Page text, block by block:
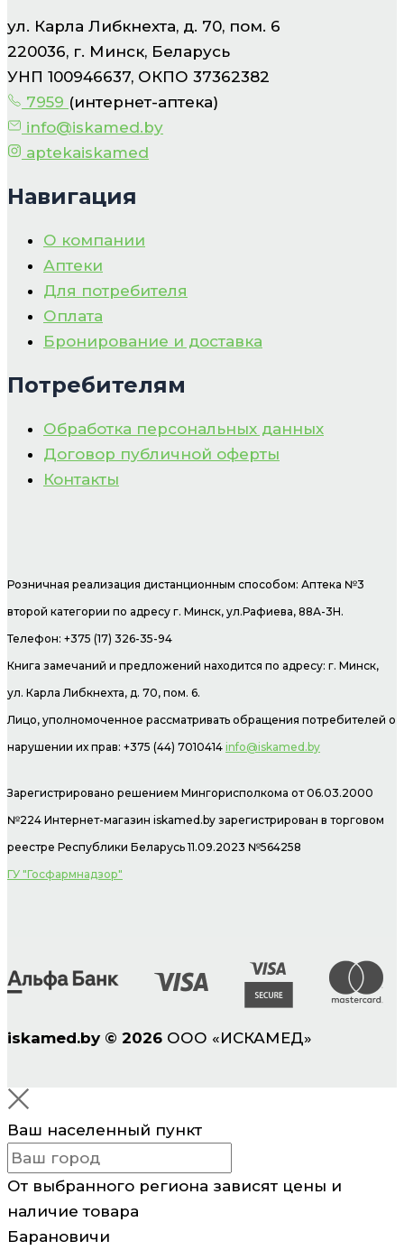
ул. Карла Либкнехта, д. 70, пом. 6
220036, г. Минск, Беларусь
УНП 100946637, ОКПО 37362382
7959 (интернет-аптека)
info@iskamed.by
aptekaiskamed
Навигация
О компании
Аптеки
Для потребителя
Оплата
Бронирование и доставка
Потребителям
Обработка персональных данных
Договор публичной оферты
Контакты
Розничная реализация дистанционным способом: Аптека №3
второй категории по адресу г. Минск, ул.Рафиева, 88А-3Н.
Телефон: +375 (17) 326-35-94
Книга замечаний и предложений находится по адресу: г. Минск,
ул. Карла Либкнехта, д. 70, пом. 6.
Лицо, уполномоченное рассматривать обращения потребителей о
нарушении их прав: +375 (44) 7010414 info@iskamed.by
Зарегистрировано решением Мингорисполкома от 06.03.2000
№224 Интернет-магазин iskamed.by зарегистрирован в торговом
реестре Республики Беларусь 11.09.2023 №564258
ГУ "Госфармнадзор"
iskamed.by © 2026 ООО «ИСКАМЕД»
Ваш населенный пункт
От выбранного региона зависят цены и
наличие товара
Барановичи